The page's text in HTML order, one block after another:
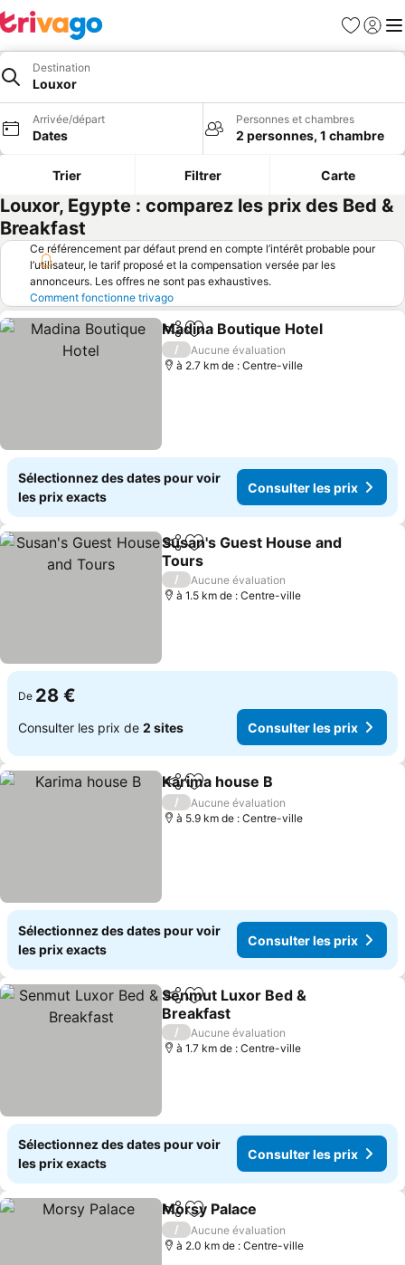
Favoris
Se
Destination
Louxor
Arrivée/départ
Dates
Personnes et chambres
2 personnes, 1 chambre
Trier Filtrer Carte
Louxor, Egypte : comparez les prix des Bed &
Breakfast
Ce référencement par défaut prend en compte l’intérêt probable pour
l’utilisateur, le tarif proposé et la compensation versée par les
annonceurs. Les offres ne sont pas exhaustives.
Comment fonctionne trivago
PartagerAjouter à mes favoris
Madina Boutique Hotel
/
Aucune évaluation
à 2.7 km de : Centre-ville
Sélectionnez des dates pour voir
les prix exacts
Consulter les prix
PartagerAjouter à mes favoris
Susan's Guest House and
Tours
Consulter les prix
/
Aucune évaluation
à 1.5 km de : Centre-ville
De 28 €
Consulter les prix de 2 sites Consulter les prix
PartagerAjouter à mes favoris
Karima house B
/
Aucune évaluation
à 5.9 km de : Centre-ville
Sélectionnez des dates pour voir
les prix exacts
Consulter les prix
PartagerAjouter à mes favoris
Senmut Luxor Bed &
Breakfast
Consulter les prix
/
Aucune évaluation
à 1.7 km de : Centre-ville
Sélectionnez des dates pour voir
les prix exacts
Consulter les prix
PartagerAjouter à mes favoris
Morsy Palace
/
Aucune évaluation
à 2.0 km de : Centre-ville